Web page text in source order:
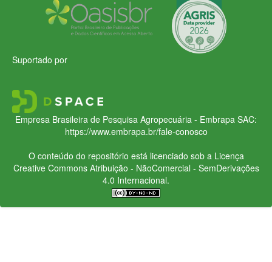
Suportado por
Empresa Brasileira de Pesquisa Agropecuária - Embrapa SAC:
https://www.embrapa.br/fale-conosco
O conteúdo do repositório está licenciado sob a Licença
Creative CommonsAtribuição - NãoComercial - SemDerivações
4.0 Internacional.